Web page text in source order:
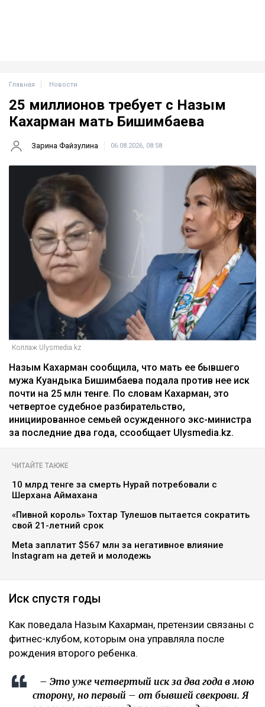
Главная Новости
25 миллионов требует с Назым
Кахарман мать Бишимбаева
Зарина Файзулина 06.08.2026, 08:58
Коллаж Ulysmedia.kz
Назым Кахарман сообщила, что мать ее бывшего
мужа Куандыка Бишимбаева подала против нее иск
почти на 25 млн тенге. По словам Кахарман, это
четвертое судебное разбирательство,
инициированное семьей осужденного экс-министра
за последние два года, ссообщает Ulysmedia.kz.
ЧИТАЙТЕ ТАКЖЕ
10 млрд тенге за смерть Нурай потребовали с
Шерхана Аймахана
«Пивной король» Тохтар Тулешов пытается сократить
свой 21-летний срок
Meta заплатит $567 млн за негативное влияние
Instagram на детей и молодежь
Иск спустя годы
Как поведала Назым Кахарман, претензии связаны с
фитнес-клубом, которым она управляла после
рождения второго ребенка.
– Это уже четвертый иск за два года в мою
сторону, но первый – от бывшей свекрови. Я